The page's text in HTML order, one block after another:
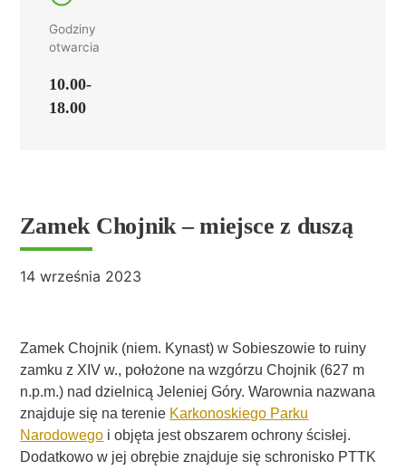
Zamek Chojnik – miejsce z duszą
14 września 2023
Godziny
otwarcia
10.00-
18.00
Zamek Chojnik (niem. Kynast) w Sobieszowie to ruiny
zamku z XIV w., położone na wzgórzu Chojnik (627 m
n.p.m.) nad dzielnicą Jeleniej Góry. Warownia nazwana
znajduje się na terenie Karkonoskiego Parku
Narodowego i objęta jest obszarem ochrony ścisłej.
Dodatkowo w jej obrębie znajduje się schronisko PTTK